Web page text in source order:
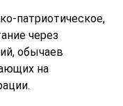
патриотическое,
через
обычаев
на